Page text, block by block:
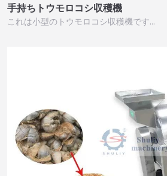
手持ちトウモロコシ収穫機
これは小型のトウモロコシ収穫機です…